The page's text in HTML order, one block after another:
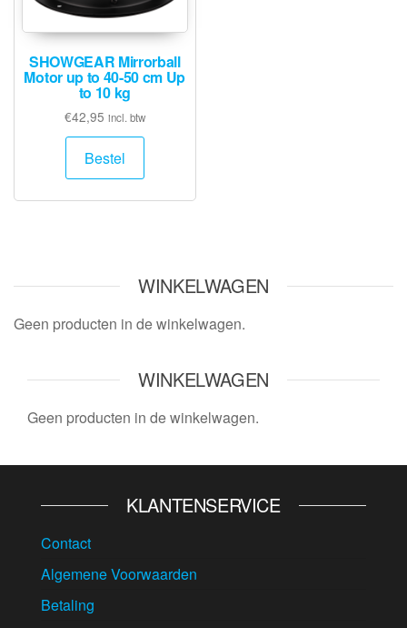
SHOWGEAR Mirrorball
Motor up to 40-50 cm Up
to 10 kg
€42,95 incl. btw
Bestel
WINKELWAGEN
Geen producten in de winkelwagen.
WINKELWAGEN
Geen producten in de winkelwagen.
KLANTENSERVICE
Contact
Algemene Voorwaarden
Betaling